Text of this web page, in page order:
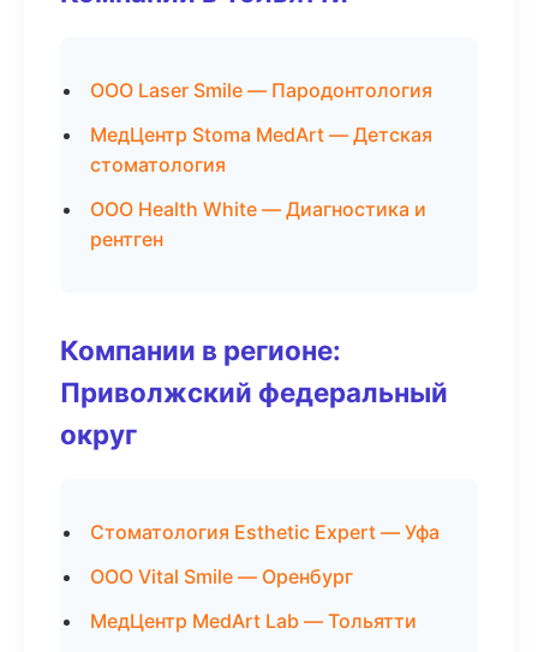
ООО Laser Smile — Пародонтология
МедЦентр Stoma MedArt — Детская
стоматология
ООО Health White — Диагностика и
рентген
Компании в регионе:
Приволжский федеральный
округ
Стоматология Esthetic Expert — Уфа
ООО Vital Smile — Оренбург
МедЦентр MedArt Lab — Тольятти